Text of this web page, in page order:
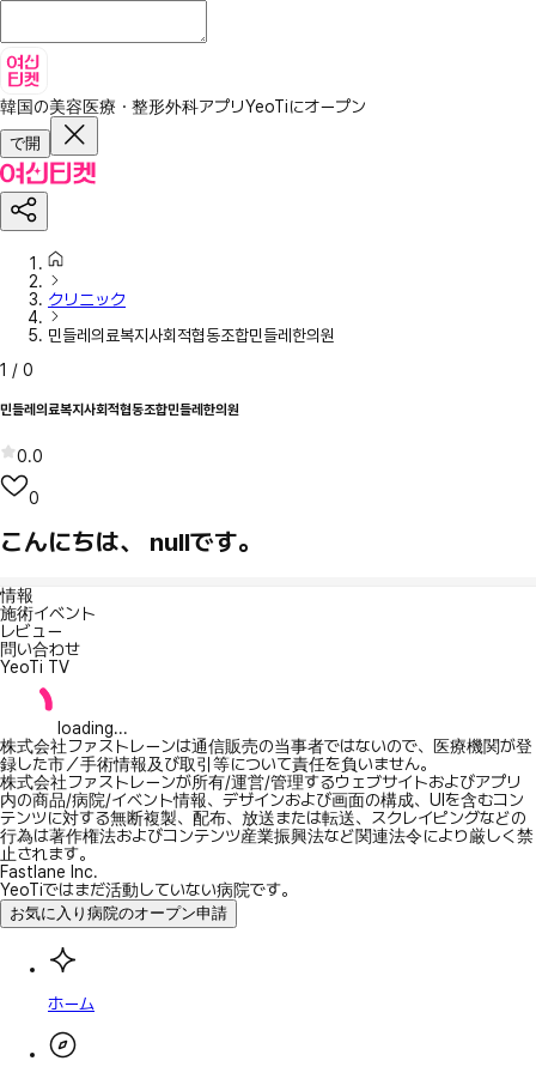
韓国の美容医療・整形外科アプリYeoTiにオープン
で開
クリニック
민들레의료복지사회적협동조합민들레한의원
1 / 0
민들레의료복지사회적협동조합민들레한의원
0.0
0
こんにちは、 nullです。
情報
施術イベント
レビュー
問い合わせ
YeoTi TV
loading...
株式会社ファストレーンは通信販売の当事者ではないので、医療機関が登
録した市／手術情報及び取引等について責任を負いません。
株式会社ファストレーンが所有/運営/管理するウェブサイトおよびアプリ
内の商品/病院/イベント情報、デザインおよび画面の構成、UIを含むコン
テンツに対する無断複製、配布、放送または転送、スクレイピングなどの
行為は著作権法およびコンテンツ産業振興法など関連法令により厳しく禁
止されます。
Fastlane Inc.
YeoTiではまだ活動していない病院です。
お気に入り病院のオープン申請
ホーム